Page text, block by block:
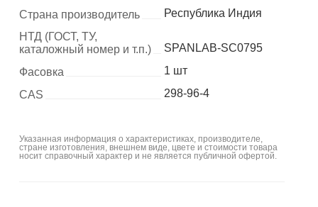
Страна производитель
Республика Индия
НТД (ГОСТ, ТУ,
каталожный номер и т.п.)
SPANLAB-SC0795
Фасовка
1 шт
CAS
298-96-4
Указанная информация о характеристиках, производителе,
стране изготовления, внешнем виде, цвете и стоимости товара
носит справочный характер и не является публичной офертой.